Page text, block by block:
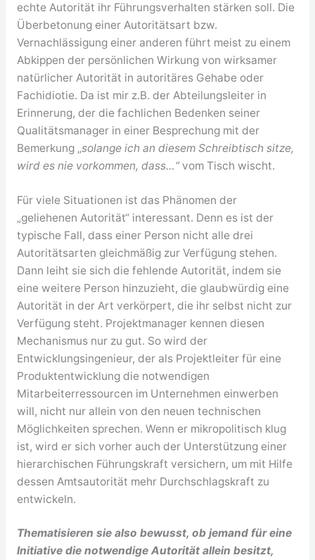
echte Autorität ihr Führungsverhalten stärken soll. Die
Überbetonung einer Autoritätsart bzw.
Vernachlässigung einer anderen führt meist zu einem
Abkippen der persönlichen Wirkung von wirksamer
natürlicher Autorität in autoritäres Gehabe oder
Fachidiotie. Da ist mir z.B. der Abteilungsleiter in
Erinnerung, der die fachlichen Bedenken seiner
Qualitätsmanager in einer Besprechung mit der
Bemerkung „solange ich an diesem Schreibtisch sitze,
wird es nie vorkommen, dass…“vom Tisch wischt.
Für viele Situationen ist das Phänomen der
„geliehenen Autorität“ interessant. Denn es ist der
typische Fall, dass einer Person nicht alle drei
Autoritätsarten gleichmäßig zur Verfügung stehen.
Dann leiht sie sich die fehlende Autorität, indem sie
eine weitere Person hinzuzieht, die glaubwürdig eine
Autorität in der Art verkörpert, die ihr selbst nicht zur
Verfügung steht. Projektmanager kennen diesen
Mechanismus nur zu gut. So wird der
Entwicklungsingenieur, der als Projektleiter für eine
Produktentwicklung die notwendigen
Mitarbeiterressourcen im Unternehmen einwerben
will, nicht nur allein von den neuen technischen
Möglichkeiten sprechen. Wenn er mikropolitisch klug
ist, wird er sich vorher auch der Unterstützung einer
hierarchischen Führungskraft versichern, um mit Hilfe
dessen Amtsautorität mehr Durchschlagskraft zu
entwickeln.
Thematisieren sie also bewusst, ob jemand für eine
Initiative die notwendige Autorität allein besitzt,